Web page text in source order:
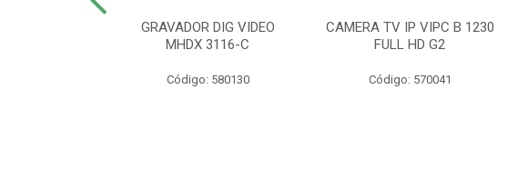
GRAVADOR DIG VIDEO
MHDX 3116-C
Código: 580130
CAMERA TV IP VIPC B 1230
FULL HD G2
Código: 570041